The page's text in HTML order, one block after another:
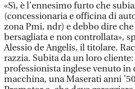
«Sì, è l’ennesimo furto che
(concessionaria e officina di
zona Pmi, ndr) e debbo dire che
bersagliata e non controllata»,
Alessio de Angelis, il titolare.
razzia. Subita da un loro
professionista inglese venuto in
macchina, una Maserati anni